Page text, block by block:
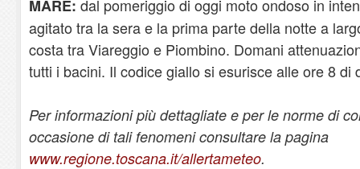
MARE: dal pomeriggio di oggi moto ondoso in
agitato tra la sera e la prima parte della notte a
costa tra Viareggio e Piombino. Domani
tutti i bacini. Il codice giallo si esurisce alle ore 8 di
Per informazioni più dettagliate e per le norme di
occasione di tali fenomeni consultare la pagina
www.regione.toscana.it/allertameteo.